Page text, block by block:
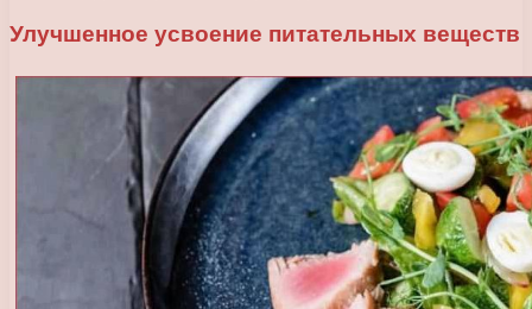
Улучшенное усвоение питательных веществ